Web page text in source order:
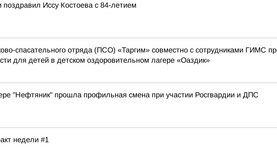
поздравил Иссу Костоева с 84-летием
спасательного отряда (ПСО) «Таргим» совместно с сотрудниками ГИМС
для детей в детском оздоровительном лагере «Оаздик»
"Нефтяник" прошла профильная смена при участии Росгвардии и ДПС
недели #1